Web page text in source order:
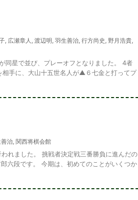
, 広瀬章人 , 渡辺明, 羽生善治, 行方尚史 , 野月浩貴,
同星で並び、プレーオフとなりました。 4者
手に、大山十五世名人が▲６七金と打ってプ
治, 関西将棋会館
れました。 挑戦者決定戦三番勝負に進んだの
六段です。 今期は、初めてのことがいくつか
次の一手問題・34